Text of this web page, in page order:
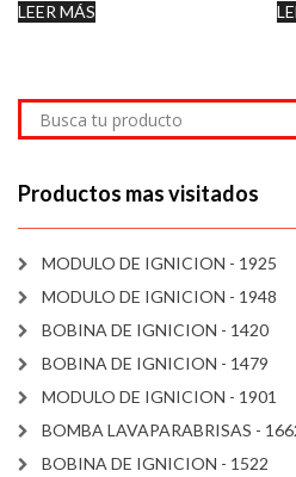
LEER MÁS
Productos mas visitados
MODULO DE IGNICION - 1925
MODULO DE IGNICION - 1948
BOBINA DE IGNICION - 1420
BOBINA DE IGNICION - 1479
MODULO DE IGNICION - 1901
BOMBA LAVAPARABRISAS -
BOBINA DE IGNICION - 1522